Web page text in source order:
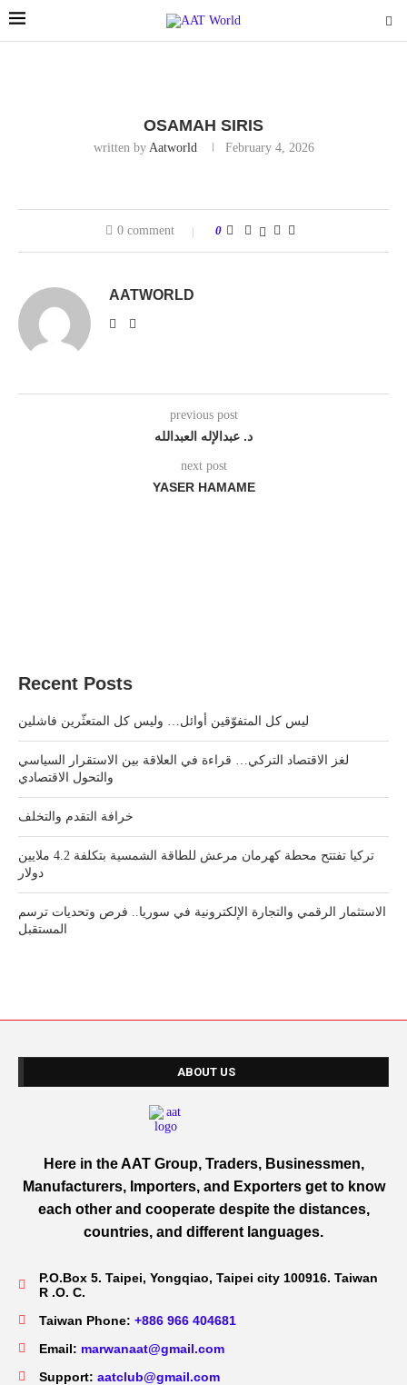
OSAMAH SIRIS
written by Aatworld February 4, 2026
0 comment 0
AATWORLD
previous post
د. عبدالإله العبدالله
next post
YASER HAMAME
Recent Posts
ليس كل المتفوّقين أوائل… وليس كل المتعثّرين فاشلين
لغز الاقتصاد التركي… قراءة في العلاقة بين الاستقرار السياسي
والتحول الاقتصادي
خرافة التقدم والتخلف
تركيا تفتتح محطة كهرمان مرعش للطاقة الشمسية بتكلفة 4.2 ملايين
دولار
الاستثمار الرقمي والتجارة الإلكترونية في سوريا.. فرص وتحديات ترسم
المستقبل
ABOUT US
Here in the AAT Group, Traders, Businessmen,
Manufacturers, Importers, and Exporters get to know
each other and cooperate despite the distances,
countries, and different languages.
P.O.Box 5. Taipei, Yongqiao, Taipei city 100916. Taiwan
R .O. C.
Taiwan Phone: +886 966 404681
Email: marwanaat@gmail.com
Support: aatclub@gmail.com